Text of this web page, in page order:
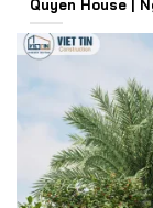
Quyen House |